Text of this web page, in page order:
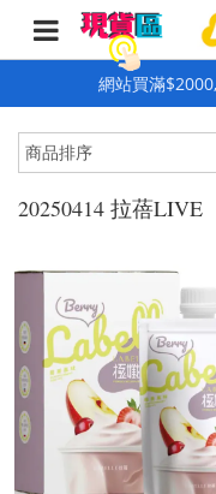
網站買滿
20250414 拉蓓LIVE